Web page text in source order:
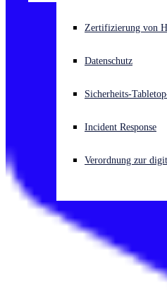
Akuter Cyberangriff? Fordern
Open language switcher
Zertifizierung von
Datenschutz
Sicherheits-
Incident Response
Verordnung zur